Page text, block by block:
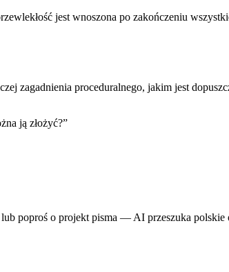
jest wnoszona po zakończeniu
zagadnienia proceduralnego, jakim jest
ją złożyć?”
poproś o projekt pisma — AI przeszuka